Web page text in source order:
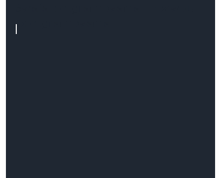
oprogramowania